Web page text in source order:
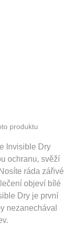
produktu
Invisible Dry
ochranu, svěží
ráda zářivé
objeví bílé
Dry je první
nezanechával